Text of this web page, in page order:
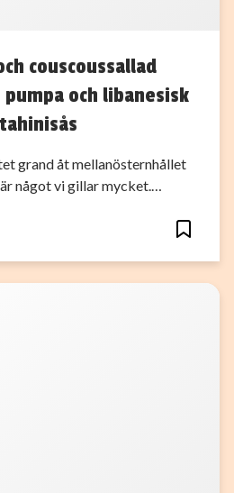
couscoussallad
och libanesisk
grand åt mellanösternhållet
något vi gillar mycket.…